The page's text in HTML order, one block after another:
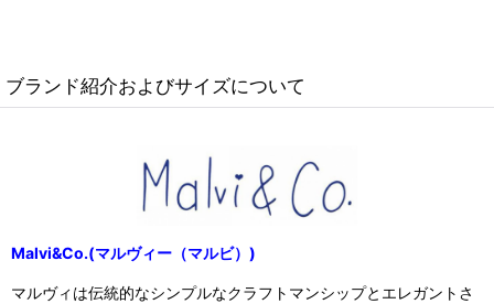
ブランド紹介およびサイズについて
Malvi&Co.(マルヴィー（マルビ）)
マルヴィは伝統的なシンプルなクラフトマンシップとエレガントさ